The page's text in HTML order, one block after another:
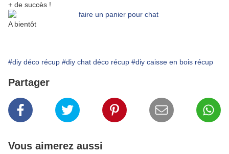
+ de succès !
A bientôt
#diy déco récup #diy chat déco récup #diy caisse en bois récup
Partager
Vous aimerez aussi